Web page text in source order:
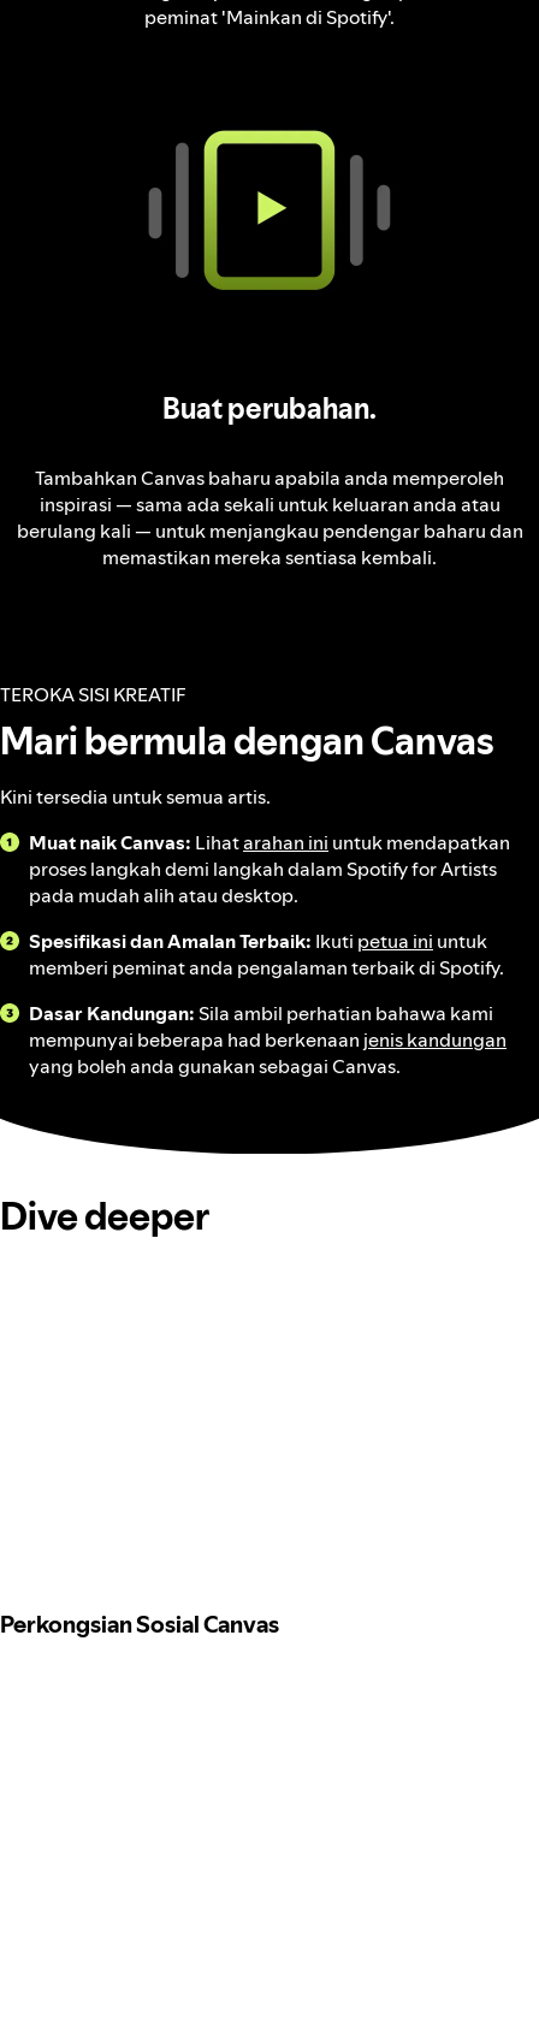
peminat 'Mainkan di Spotify'.
Buat perubahan.
Tambahkan Canvas baharu apabila anda memperoleh
inspirasi — sama ada sekali untuk keluaran anda atau
berulang kali — untuk menjangkau pendengar baharu dan
memastikan mereka sentiasa kembali.
TEROKA SISI KREATIF
Mari bermula dengan Canvas
Kini tersedia untuk semua artis.
Muat naik Canvas: Lihatarahan ini untuk mendapatkan
proses langkah demi langkah dalam Spotify for Artists
pada mudah alih atau desktop.
Spesifikasi dan Amalan Terbaik: Ikuti petua ini untuk
memberi peminat anda pengalaman terbaik di Spotify.
Dasar Kandungan:Sila ambil perhatian bahawa kami
mempunyai beberapa had berkenaan jenis kandungan
yang boleh anda gunakan sebagai Canvas.
Dive deeper
Perkongsian Sosial Canvas